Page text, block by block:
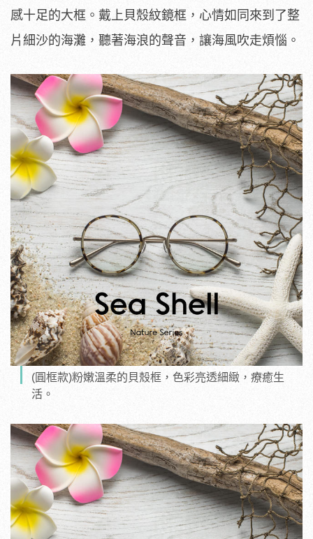
感十足的大框。戴上貝殼紋鏡框，心情如同來到了整
片細沙的海灘，聽著海浪的聲音，讓海風吹走煩惱。
(圓框款)粉嫩溫柔的貝殼框，色彩亮透細緻，療癒生
活。